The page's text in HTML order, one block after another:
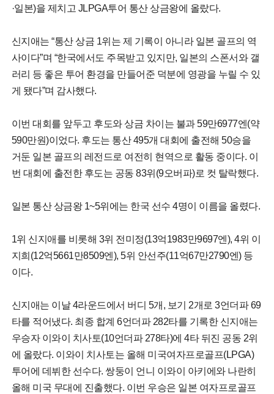
·일본)을 제치고 JLPGA투어 통산 상금왕에 올랐다.
신지애는 “통산 상금 1위는 제 기록이 아니라 일본 골프의 역
사이다”며 “한국에서도 주목받고 있지만, 일본의 스폰서와 갤
러리 등 좋은 투어 환경을 만들어준 덕분에 영광을 누릴 수 있
게 됐다”며 감사했다.
이번 대회를 앞두고 후도와 상금 차이는 불과 59만6977엔(약
590만원)이었다. 후도는 통산 495개 대회에 출전해 50승을
거둔 일본 골프의 레전드로 여전히 현역으로 활동 중이다. 이
번 대회에 출전한 후도는 공동 83위(9오버파)로 컷 탈락했다.
일본 통산 상금왕 1~5위에는 한국 선수 4명이 이름을 올렸다.
1위 신지애를 비롯해 3위 전미정(13억1983만9697엔), 4위 이
지희(12억5661만8509엔), 5위 안선주(11억67만2790엔) 등
이다.
신지애는 이날 4라운드에서 버디 5개, 보기 2개로 3언더파 69
타를 적어냈다. 최종 합계 6언더파 282타를 기록한 신지애는
우승자 이와이 치사토(10언더파 278타)에 4타 뒤진 공동 2위
에 올랐다. 이와이 치사토는 올해 미국여자프로골프(LPGA)
투어에 데뷔한 선수다. 쌍둥이 언니 이와이 아키에와 나란히
올해 미국 무대에 진출했다. 이번 우승은 일본 여자프로골프